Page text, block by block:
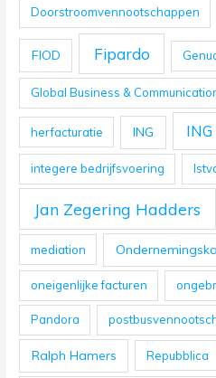
Doorstroomvennootschappen
FIOD Fipardo
Global Business &
herfacturatie ING
integere bedrijfsvoering
Jan Zegering Hadders
mediation
oneigenlijke facturen
Pandora
Ralph Hamers Repubblica